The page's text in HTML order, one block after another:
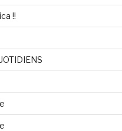
!!